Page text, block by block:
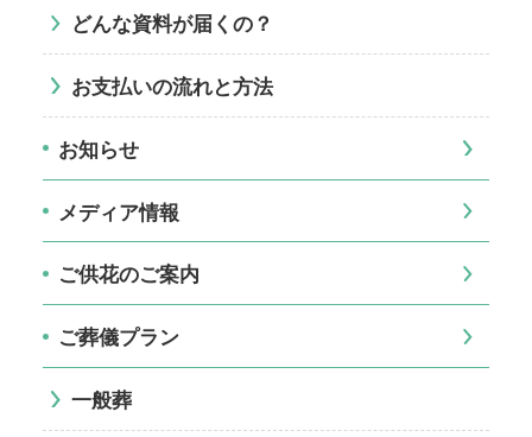
どんな資料が届くの？
お支払いの流れと方法
お知らせ
メディア情報
ご供花のご案内
ご葬儀プラン
一般葬